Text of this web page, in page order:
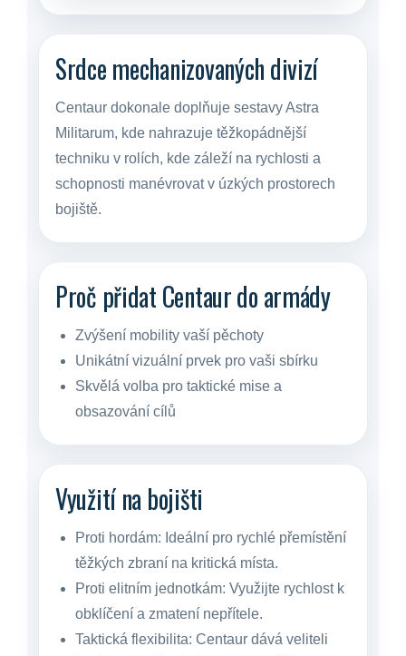
Srdce mechanizovaných divizí
Centaur dokonale doplňuje sestavy Astra
Militarum, kde nahrazuje těžkopádnější
techniku v rolích, kde záleží na rychlosti a
schopnosti manévrovat v úzkých prostorech
bojiště.
Proč přidat Centaur do armády
Zvýšení mobility vaší pěchoty
Unikátní vizuální prvek pro vaši sbírku
Skvělá volba pro taktické mise a
obsazování cílů
Využití na bojišti
Proti hordám: Ideální pro rychlé přemístění
těžkých zbraní na kritická místa.
Proti elitním jednotkám: Využijte rychlost k
obklíčení a zmatení nepřítele.
Taktická flexibilita: Centaur dává veliteli